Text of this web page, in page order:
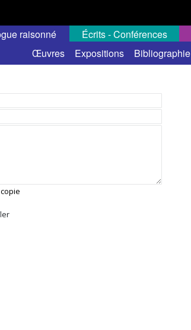
raisonné
Œuvres Expositions Bibliographie
Écrits - Conférences